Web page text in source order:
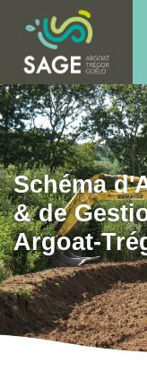
Schéma
& de
Argoat-